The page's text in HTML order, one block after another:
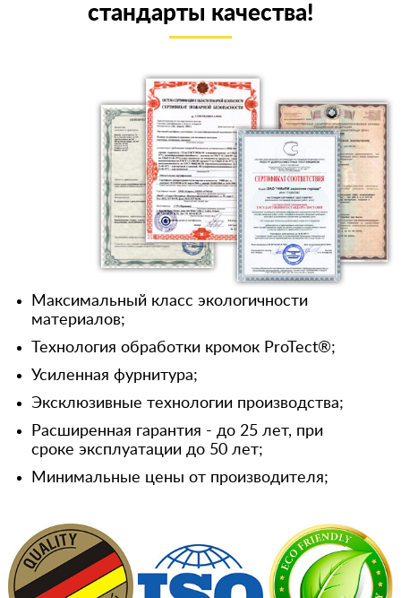
стандарты качества!
Максимальный класс экологичности
материалов;
Технология обработки кромок ProTect®;
Усиленная фурнитура;
Эксклюзивные технологии производства;
Расширенная гарантия - до 25 лет, при
сроке эксплуатации до 50 лет;
Минимальные цены от производителя;